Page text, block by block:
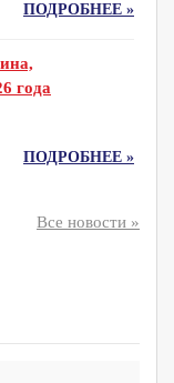
ПОДРОБНЕЕ »
года
ПОДРОБНЕЕ »
Все новости »